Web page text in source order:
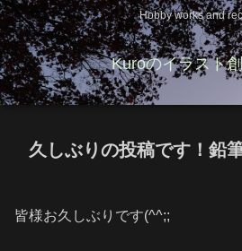
Hobby works and
Kuroのイラスト
久しぶりの投稿です！鉛
皆様お久しぶりです(^^;;